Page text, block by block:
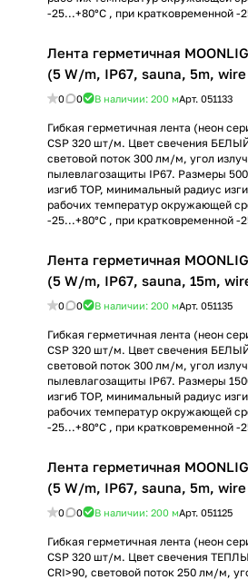
-25...+80°С , при кратковременной -
Лента герметичная
(5 W/m, IP67, sauna, 5m,
0 0 В наличии: 200 мАрт. 051133
Гибкая герметичная лента (неон
CSP 320 шт/м. Цвет свечения
световой поток 300 лм/м, угол
пылевлагозащиты IP67. Размеры
изгиб TOP, минимальный радиус
рабочих температур окружающей
-25...+80°С , при кратковременной -
Лента герметичная
(5 W/m, IP67, sauna, 15m,
0 0 В наличии: 200 мАрт. 051135
Гибкая герметичная лента (неон
CSP 320 шт/м. Цвет свечения
световой поток 300 лм/м, угол
пылевлагозащиты IP67. Размеры
изгиб TOP, минимальный радиус
рабочих температур окружающей
-25...+80°С , при кратковременной -
Лента герметичная
(5 W/m, IP67, sauna, 5m,
0 0 В наличии: 200 мАрт. 051125
Гибкая герметичная лента (неон
CSP 320 шт/м. Цвет свечения
CRI>90, световой поток 250 лм/м,